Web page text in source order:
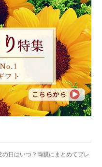
日はいつ？両親にまとめてプレ